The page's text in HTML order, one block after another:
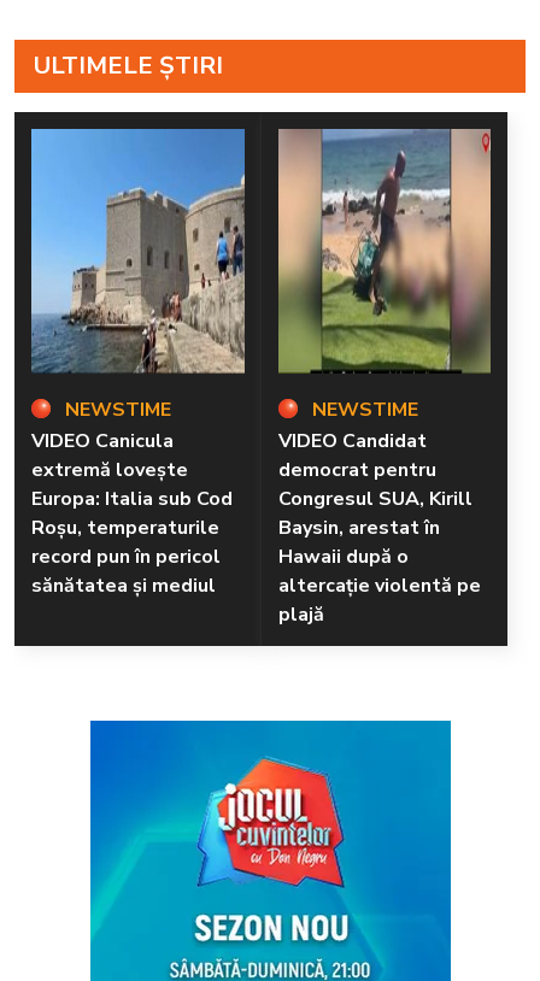
ULTIMELE ȘTIRI
NEWSTIME
VIDEO Canicula
extremă lovește
Europa: Italia sub Cod
Roșu, temperaturile
record pun în pericol
sănătatea și mediul
NEWSTIME
VIDEO Candidat
democrat pentru
Congresul SUA, Kirill
Baysin, arestat în
Hawaii după o
altercație violentă pe
plajă